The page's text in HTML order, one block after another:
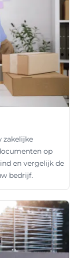
zakelijke
op
en vergelijk de
bedrijf.